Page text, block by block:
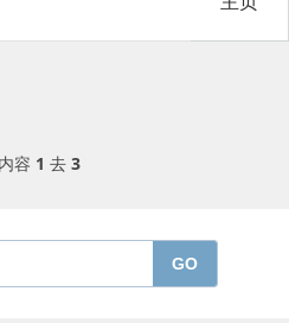
容 1 去 3
GO